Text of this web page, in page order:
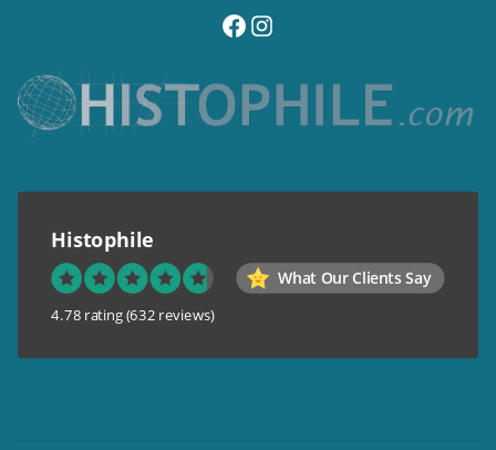
visitez notre page facebook
suivez notre compte instagram
Histophile
What Our Clients Say
4.78 rating (632 reviews)